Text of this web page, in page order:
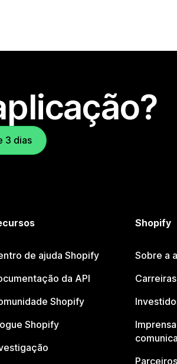
3 dias
de ajuda Shopify
da API
Shopify
Shopify
Shopify
Sobre a
Carreiras
Parceiros